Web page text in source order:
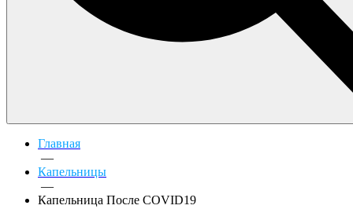
Главная
—
Капельницы
—
Капельница После COVID19